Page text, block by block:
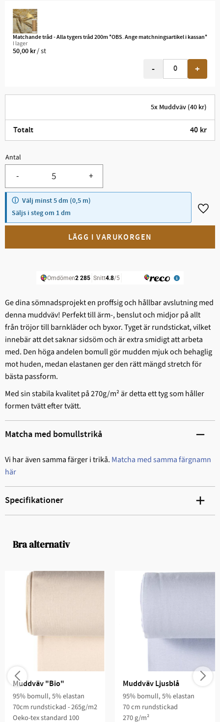
Matchande tråd - Alla tygers tråd 200m *OBS. Ange matchningsartikel i kassan*
I lager
50,00 kr/st
+
-
5x Muddväv (40 kr)
Totalt 40 kr
Antal
Minst 5. +
-
Välj minst 5 dm (0,5 m)
Säljs i steg om 1 dm
Ge dina sömnadsprojekt en proffsig och hållbar avslutning med
denna muddväv! Perfekt till ärm-, benslut och midjor på allt
från tröjor till barnkläder och byxor. Tyget är rundstickat, vilket
innebär att det saknar sidsöm och är extra smidigt att arbeta
med. Den höga andelen bomull gör mudden mjuk och behaglig
mot huden, medan elastanen ger den rätt mängd stretch för
bästa passform.
Med sin stabila kvalitet på 270g/m² är detta ett tyg som håller
formen tvätt efter tvätt.
Matcha med bomullstrikå
Vi har även samma färger i trikå. Matcha med samma färgnamn
här
Specifikationer
Bra alternativ
Muddväv "Bio"
95% bomull, 5% elastan
70cm rundstickad - 265g/m2
Oeko-tex standard 100
Muddväv Ljusblå
95% bomull, 5% elastan
70 cm rundstickad
270 g/m²